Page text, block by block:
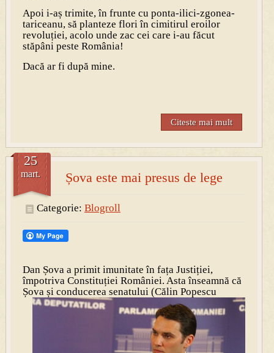
Apoi i-aș trimite, în frunte cu ponta-ilici-zgonea-
tariceanu, să planteze flori în cimitirul eroilor
revoluției, acolo unde zac cei care i-au făcut
stăpâni peste România!
Dacă ar fi după mine.
Citeste mai mult
Șova este mai presus de lege
25
mart.
Categorie: Blogroll
Dan Șova a primit imunitate în fața Justiției,
împotriva Constituției României. Asta înseamnă că
Șova și conducerea senatului (Călin Popescu